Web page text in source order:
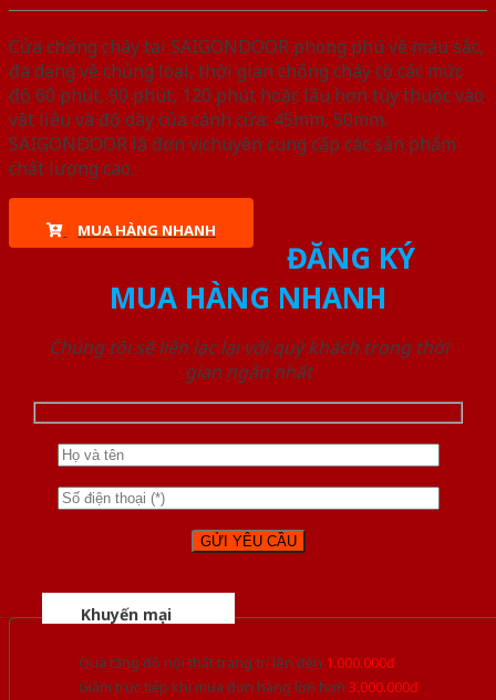
Cửa chống cháy tại SAIGONDOOR phong phú về màu sắc,
đa dạng về chủng loại, thời gian chống cháy có các mức
độ 60 phút, 90 phút, 120 phút hoặc lâu hơn tùy thuộc vào
vật liệu và độ dày của cánh cửa: 45mm, 50mm.
SAIGONDOOR là đơn vị chuyên cung cấp các sản phẩm
chất lượng cao.
MUA HÀNG NHANH
ĐĂNG KÝ
MUA HÀNG NHANH
Chúng tôi sẽ liên lạc lại với quý khách trong thời
gian ngắn nhất
Khuyến mại
Quà tặng đồ nội thất trang trí lên đến 1.000.000đ
Giảm trực tiếp khi mua đơn hàng lớn hơn 3.000.000đ